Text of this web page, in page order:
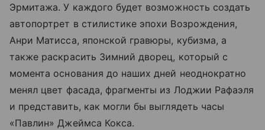
Эрмитажа. У каждого будет возможность создать
автопортрет в стилистике эпохи Возрождения,
Анри Матисса, японской гравюры, кубизма, а
также раскрасить Зимний дворец, который с
момента основания до наших дней неоднократно
менял цвет фасада, фрагменты из Лоджии Рафаэля
и представить, как могли бы выглядеть часы
«Павлин» Джеймса Кокса.